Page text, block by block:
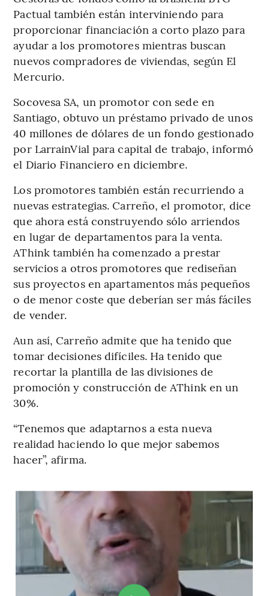
Pactual también están interviniendo para
proporcionar financiación a corto plazo para
ayudar a los promotores mientras buscan
nuevos compradores de viviendas, según El
Mercurio.
Socovesa SA, un promotor con sede en
Santiago, obtuvo un préstamo privado de unos
40 millones de dólares de un fondo gestionado
por LarrainVial para capital de trabajo, informó
el Diario Financiero en diciembre.
Los promotores también están recurriendo a
nuevas estrategias. Carreño, el promotor, dice
que ahora está construyendo sólo arriendos
en lugar de departamentos para la venta.
AThink también ha comenzado a prestar
servicios a otros promotores que rediseñan
sus proyectos en apartamentos más pequeños
o de menor coste que deberían ser más fáciles
de vender.
Aun así, Carreño admite que ha tenido que
tomar decisiones difíciles. Ha tenido que
recortar la plantilla de las divisiones de
promoción y construcción de AThink en un
30%.
“Tenemos que adaptarnos a esta nueva
realidad haciendo lo que mejor sabemos
hacer”, afirma.